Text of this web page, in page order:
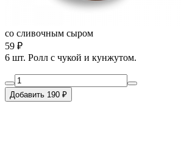
со сливочным сыром
59 ₽
6 шт. Ролл с чукой и кунжутом.
Добавить 190 ₽